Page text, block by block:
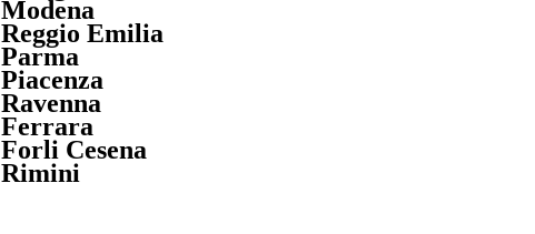
Modena
Reggio Emilia
Parma
Piacenza
Ravenna
Ferrara
Forli Cesena
Rimini